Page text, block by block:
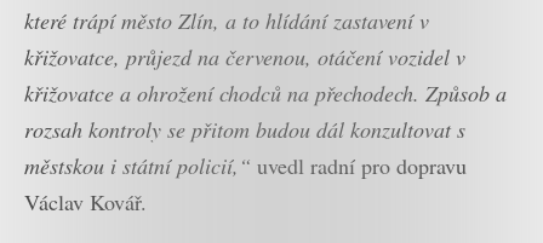
které trápí město Zlín, a to hlídání zastavení v
křižovatce, průjezd na červenou, otáčení vozidel v
křižovatce a ohrožení chodců na přechodech. Způsob a
rozsah kontroly se přitom budou dál konzultovat s
městskou i státní policií,“ uvedl radní pro dopravu
Václav Kovář.